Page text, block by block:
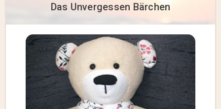
Das Unvergessen Bärchen